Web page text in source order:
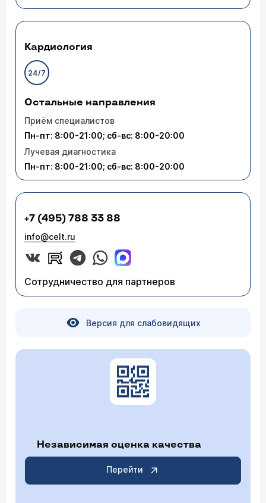
Кардиология
24/7
Остальные направления
Приём специалистов
Пн-пт: 8:00-21:00; сб-вс: 8:00-20:00
Лучевая диагностика
Пн-пт: 8:00-21:00; сб-вс: 8:00-20:00
+7 (495) 788 33 88
info@celt.ru
Сотрудничество для партнеров
Версия для слабовидящих
Независимая оценка качества
Перейти